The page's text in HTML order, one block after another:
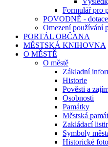
Formulář pro
POVODNĚ -
Omezení používání
PORTÁL OBČANA
MĚSTSKÁ KNIHOVNA
O MĚSTĚ
O městě
Základní
Historie
Pověsti a
Osobnosti
Památky
Městská
Zakládací
Symboly
Historické